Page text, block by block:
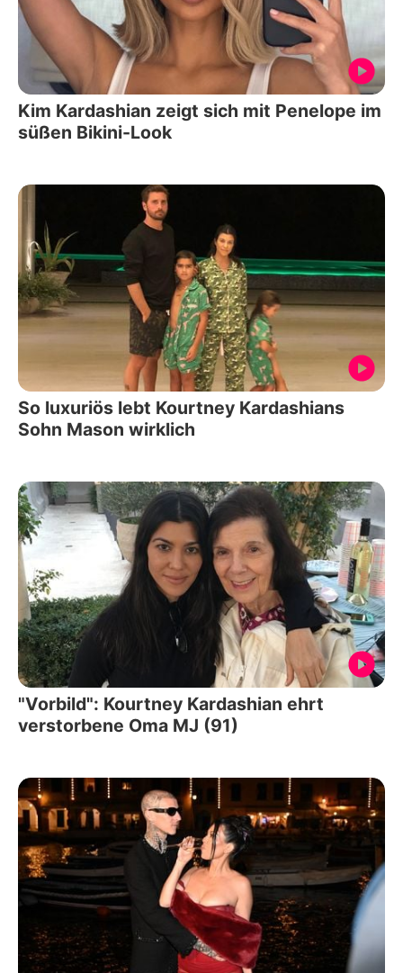
Kim Kardashian zeigt sich mit Penelope im
süßen Bikini-Look
So luxuriös lebt Kourtney Kardashians
Sohn Mason wirklich
"Vorbild": Kourtney Kardashian ehrt
verstorbene Oma MJ (91)